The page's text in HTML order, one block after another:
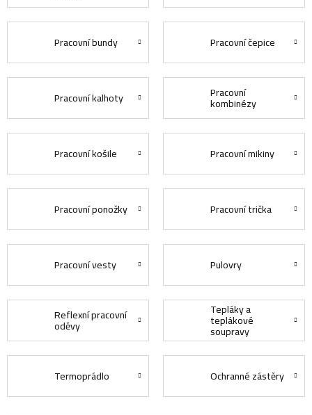
Pracovní bundy Pracovní čepice
Pracovní kalhoty Pracovní
kombinézy
Pracovní košile Pracovní mikiny
Pracovní ponožky Pracovní trička
Pracovní vesty Pulovry
Reflexní pracovní
oděvy
Tepláky a
teplákové
soupravy
Termoprádlo Ochranné zástěry